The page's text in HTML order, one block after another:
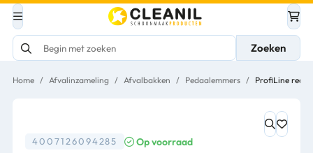
Zoeken
Home / Afvalinzameling / Afvalbakken / Pedaalemmers / ProfiLine
4007126094285 Op voorraad